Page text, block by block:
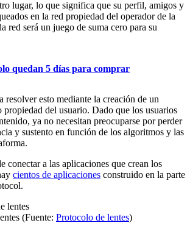
lugar, lo que significa que su perfil, amigos y
en la red propiedad del operador de la
red será un juego de suma cero para su
quedan 5 días para comprar
resolver esto mediante la creación de un
propiedad del usuario. Dado que los usuarios
ya no necesitan preocuparse por perder
y sustento en función de los algoritmos y las
conectar a las aplicaciones que crean los
cientos de aplicaciones construido en la parte
(Fuente: Protocolo de lentes)